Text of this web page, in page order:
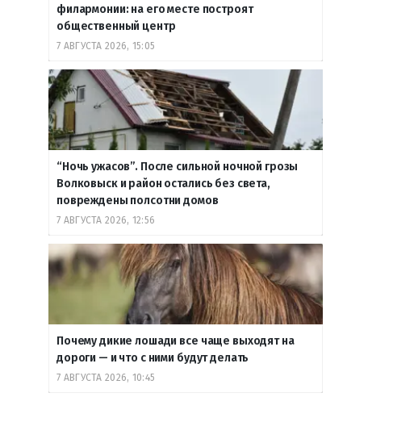
филармонии: на его месте построят
общественный центр
7 АВГУСТА 2026, 15:05
“Ночь ужасов”. После сильной ночной грозы
Волковыск и район остались без света,
повреждены полсотни домов
7 АВГУСТА 2026, 12:56
Почему дикие лошади все чаще выходят на
дороги — и что с ними будут делать
7 АВГУСТА 2026, 10:45